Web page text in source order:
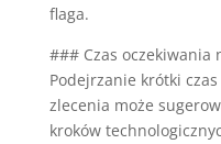
flaga.
### Czas oczekiwania
Podejrzanie krótki
zlecenia może
kroków